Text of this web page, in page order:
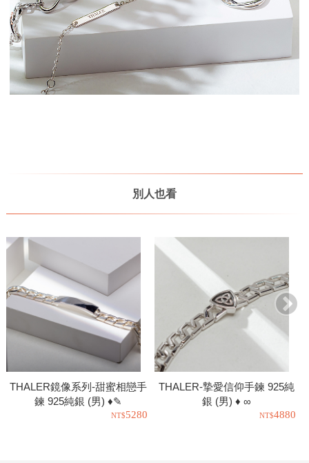
別人也看
THALER鏡像系列-甜蜜相戀手
鍊 925純銀 (男) ♦✎
5280
THALER-摯愛信仰手鍊 925純
銀 (男) ♦ ∞
4880